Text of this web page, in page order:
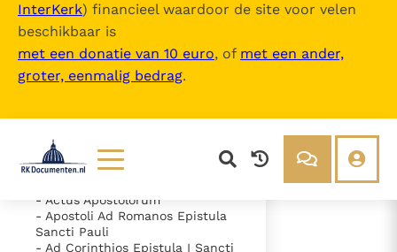
InterKerk) financieel waardoor de site voor velen
beschikbaar is
met een donatie van 10 euro, of met een ander,
groter, eenmalig bedrag.
Lezen
Documenten
Over ons
Over RK Documenten
Inhoudsopgave
uitklappen
- Vetus Testamentum
- Evangelium Secundum
Matthaeum
- Evangelium Secundum Marcum
- Evangelium Secundum Lucam
- Actus Apostolorum
- Apostoli Ad Romanos Epistula
Sancti Pauli
- Ad Corinthios Epistula I Sancti
- Caput 12